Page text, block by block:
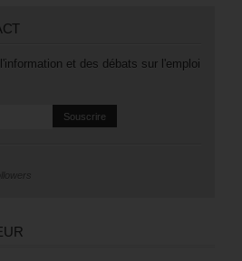
et des débats sur l'emploi